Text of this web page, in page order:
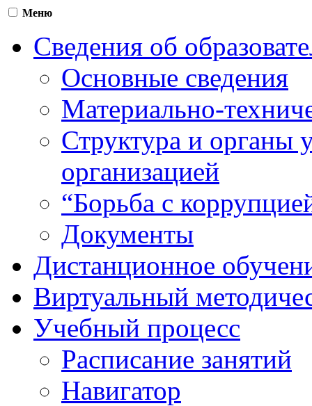
Меню
Сведения об
Основные сведения
Материально-
Структура и органы
организацией
“Борьба с
Документы
Дистанционное
Виртуальный
Учебный процесс
Расписание занятий
Навигатор